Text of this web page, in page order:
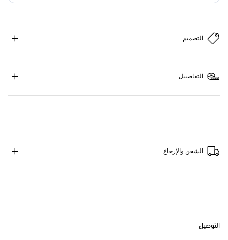
التصميم
التفاصييل
الشحن والإرجاع
التوصيل